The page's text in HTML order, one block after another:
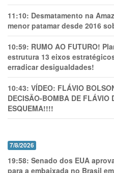
11:10: Desmatamento na
menor patamar desde 2016
10:59: RUMO AO FUTURO!
estrutura 13 eixos
erradicar desigualdades!
10:43: VÍDEO: FLÁVIO
DECISÃO-BOMBA DE FLÁVIO
ESQUEMA!!!!
7/8/2026
19:58: Senado dos EUA
para a embaixada no Brasil